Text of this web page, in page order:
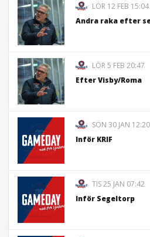
LÖR 12 FEB 15:04
Andra raka efter
LÖR 5 FEB 20:47
Efter Visby/Roma
SÖN 30 JAN 12:20
Inför KRIF
TIS 25 JAN 07:42
Inför Segeltorp